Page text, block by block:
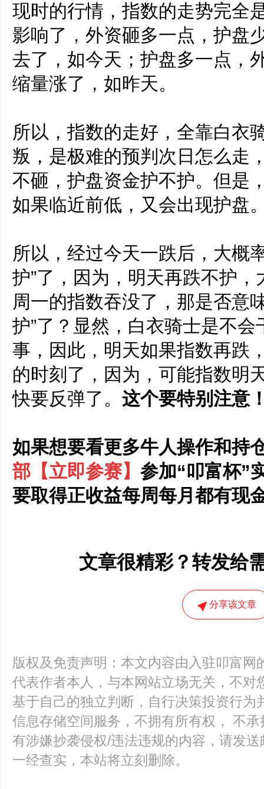
现时的行情，指数的走势完全
影响了，外资砸多一点，护盘
去了，如今天；护盘多一点，
缩量涨了，如昨天。
所以，指数的走好，全靠白衣
叛，是极难的预判次日怎么走
不砸，护盘资金护不护。但是
如果临近前低，又会出现护盘
所以，经过今天一跌后，大概
护”了，因为，明天再跌不护
周一的指数吞没了，那是否意
护”了？显然，白衣骑士是不
事，因此，明天如果指数再跌
的时刻了，因为，可能指数明
快要反弹了。 这个要特别注意
如果想要看更多牛人操作和持
部 【立即参赛】 参加“叩富杯”
要取得正收益每周每月都有现
文章很精彩？转发给
分享该文章
版权及免责声明：本文内容由入驻叩富网
代表作者本人，与本网站立场无关，不对
基于自己的独立判断，自行决策投资行为
信息存储空间服务，不拥有所有权， 不
有涉嫌抄袭侵权/违法违规的内容，请发
一经查实，本站将立刻删除。